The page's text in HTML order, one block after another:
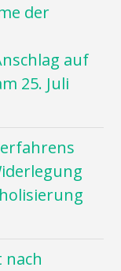
der
auf
25. Juli